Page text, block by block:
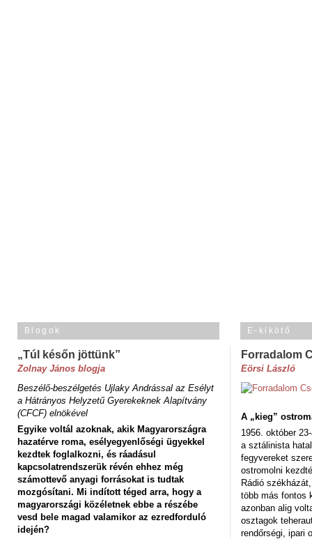
Blogok
„Túl későn jöttünk”
Zolnay János blogja
Beszélő-beszélgetés Ujlaky Andrással az Esélyt
a Hátrányos Helyzetű Gyerekeknek Alapítvány
(CFCF) elnökével
Egyike voltál azoknak, akik Magyarországra
hazatérve roma, esélyegyenlőségi ügyekkel
kezdtek foglalkozni, és ráadásul
kapcsolatrendszerük révén ehhez még
számottevő anyagi forrásokat is tudtak
mozgósítani. Mi indított téged arra, hogy a
magyarországi közéletnek ebbe a részébe
vesd bele magad valamikor az ezredforduló
idején?
E-kikötő
Forradalom
Eörsi László
A „kieg”
1956. október
a sztálinista
fegyvereket
ostromolni
Rádió
több más fontos
azonban alig
osztagok
rendőrségi, ipari